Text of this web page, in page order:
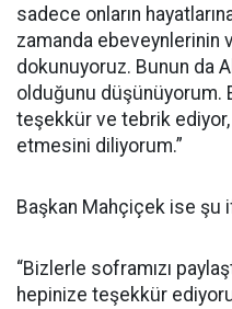
sadece onların
zamanda ebeveynlerinin
dokunuyoruz. Bunun da
olduğunu düşünüyorum.
teşekkür ve tebrik ediyor,
etmesini diliyorum.”
Başkan Mahçiçek ise şu
“Bizlerle soframızı
hepinize teşekkür